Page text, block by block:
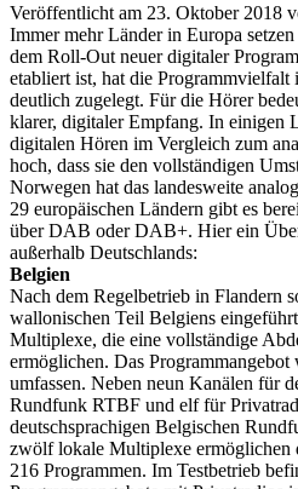
Veröffentlicht am 23. Oktober 2018
Immer mehr Länder in Europa
dem Roll-Out neuer digitaler
etabliert ist, hat die Programmvielfalt
deutlich zugelegt. Für die Hörer
klarer, digitaler Empfang. In einigen
digitalen Hören im Vergleich zum
hoch, dass sie den vollständigen
Norwegen hat das landesweite
29 europäischen Ländern gibt es
über DAB oder DAB+. Hier ein
außerhalb Deutschlands:
Belgien
Nach dem Regelbetrieb in Flandern
wallonischen Teil Belgiens
Multiplexe, die eine vollständige
ermöglichen. Das
umfassen. Neben neun Kanälen für
Rundfunk RTBF und elf für
deutschsprachigen Belgischen
zwölf lokale Multiplexe ermöglichen
216 Programmen. Im Testbetrieb